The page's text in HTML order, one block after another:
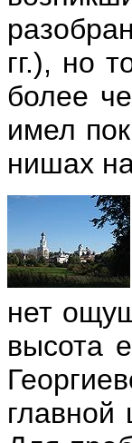
гг.), но
более
имел
нишах
нет
высота
главной